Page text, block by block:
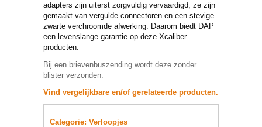
adapters zijn uiterst zorgvuldig vervaardigd, ze zijn
gemaakt van vergulde connectoren en een stevige
zwarte verchroomde afwerking. Daarom biedt DAP
een levenslange garantie op deze Xcaliber
producten.
Bij een brievenbuszending wordt deze zonder
blister verzonden.
Vind vergelijkbare en/of gerelateerde producten.
Categorie: Verloopjes